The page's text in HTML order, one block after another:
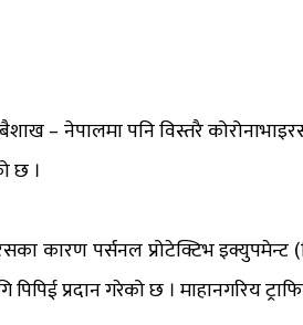
– नेपालमा पनि विस्तरै
छ ।
कारण पर्सनल प्रोटेक्टिभ
पिपिई प्रदान गरेको छ । माहानगरिय